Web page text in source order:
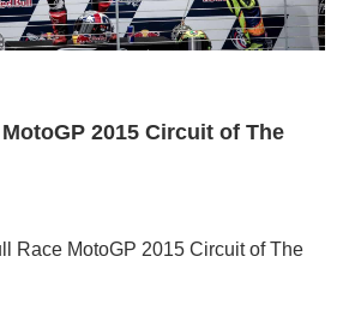
2015 Circuit of The
Race MotoGP 2015 Circuit of The